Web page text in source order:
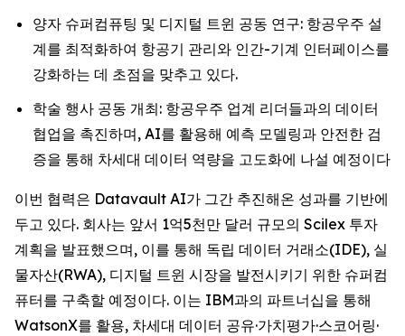
양자 슈퍼컴퓨팅 및 디지털 트윈 공동 연구: 항공우주 설
계를 최적화하여 항공기 관리와 인간-기계 인터페이스를
강화하는 데 초점을 맞추고 있다.
학술 행사 공동 개최: 항공우주 업계 리더들과의 데이터
협업을 촉진하며, AI를 활용해 예측 모델링과 안전한 검
증을 통해 차세대 데이터 역량을 고도화에 나설 예정이다
이번 협력은 Datavault AI가 그간 추진해온 성과를 기반에
두고 있다. 회사는 앞서 1억5천만 달러 규모의 Scilex 투자
계획을 발표했으며, 이를 통해 독립 데이터 거래소(IDE), 실
물자산(RWA), 디지털 트윈 시장을 발전시키기 위한 슈퍼컴
퓨터를 구축할 예정이다. 이는 IBM과의 파트너십을 통해
WatsonX를 활용, 차세대 데이터 공유·가치평가·스코어링·